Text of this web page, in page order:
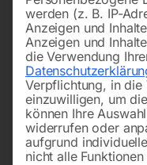
werden (z. B. IP-
Anzeigen und
Anzeigen und
die Verwendung
Verpflichtung, in die
einzuwilligen, um
können Ihre
widerrufen oder
aufgrund
nicht alle